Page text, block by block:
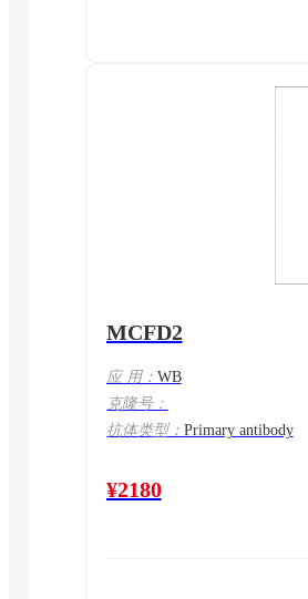
MCFD2
应 用： WB
克隆号：
抗体类型： Primary antibody
¥2180